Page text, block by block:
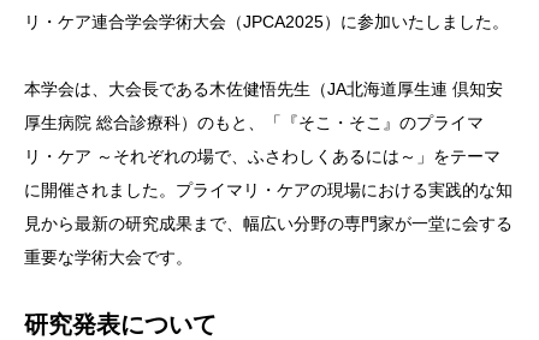
リ・ケア連合学会学術大会（JPCA2025）に参加いたしました。
本学会は、大会長である木佐健悟先生（JA北海道厚生連 倶知安
厚生病院 総合診療科）のもと、「『そこ・そこ』のプライマ
リ・ケア ～それぞれの場で、ふさわしくあるには～」をテーマ
に開催されました。プライマリ・ケアの現場における実践的な知
見から最新の研究成果まで、幅広い分野の専門家が一堂に会する
重要な学術大会です。
研究発表について